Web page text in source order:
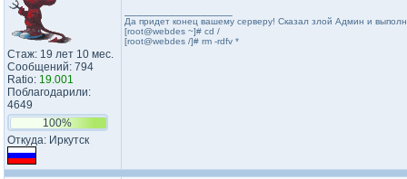
Стаж: 19 лет 10 мес.
Сообщений: 794
Ratio: 19.001
Поблагодарили:
4649
100%
Откуда: Иркутск
Да придет конец вашему серверу! Сказал злой Админ и
[root@webdes ~]# cd /
[root@webdes /]# rm -rdfv *